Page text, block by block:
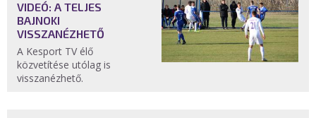
VIDEÓ: A TELJES
BAJNOKI
VISSZANÉZHETŐ
A Kesport TV élő
közvetítése utólag is
visszanézhető.